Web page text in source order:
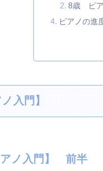
8歳 ピア
ピアノの進
入門】
ノ入門】 前半